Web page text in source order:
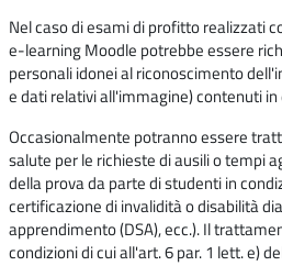
Nel caso di esami di profitto realizzati
e-learning Moodle potrebbe essere
personali idonei al riconoscimento
e dati relativi all'immagine) contenuti
Occasionalmente potranno essere
salute per le richieste di ausili o tempi
della prova da parte di studenti in
certificazione di invalidità o disabilità
apprendimento (DSA), ecc.). Il
condizioni di cui all'art. 6 par. 1 lett. e)